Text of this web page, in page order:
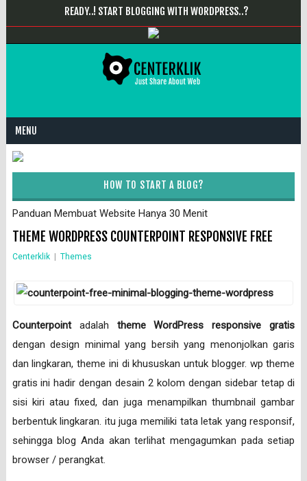
READY..! START BLOGGING WITH WORDPRESS..?
MENU
HOW TO START A BLOG?
Panduan Membuat Website Hanya 30 Menit
THEME WORDPRESS COUNTERPOINT RESPONSIVE FREE
Centerklik Themes
Counterpointadalah theme WordPress responsive gratis
dengan design minimal yang bersih yang menonjolkan garis
dan lingkaran, theme ini di khususkan untuk blogger. wp theme
gratis ini hadir dengan desain 2 kolom dengan sidebar tetap di
sisi kiri atau fixed, dan juga menampilkan thumbnail gambar
berbentuk lingkaran. itu juga memiliki tata letak yang responsif,
sehingga blog Anda akan terlihat mengagumkan pada setiap
browser / perangkat.